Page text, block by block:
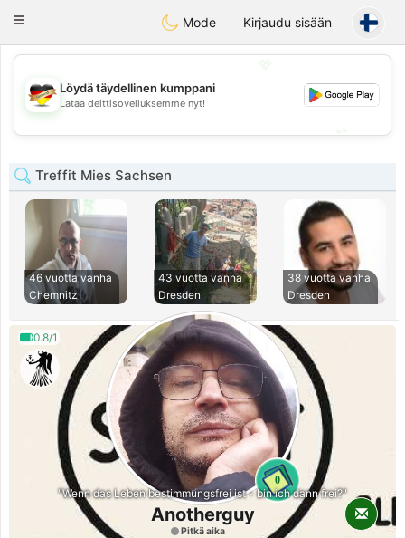
Deutsch Dating
Toggle
Mode Kirjaudu sisään
💖
💕
Löydä täydellinen kumppani
Lataa deittisovelluksemme nyt!
Treffit Mies Sachsen
46 vuotta vanha
Chemnitz
43 vuotta vanha
Dresden
38 vuotta vanha
Dresden
0.8/1
0
"Wenn das Leben bestimmungsfrei ist - bin ich dann frei?"
Anotherguy
Pitkä aika